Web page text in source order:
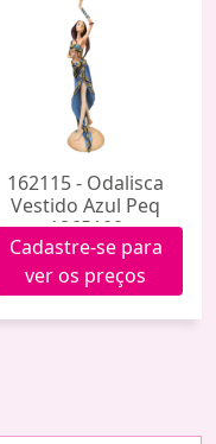
162115 - Odalisca
Vestido Azul Peq
1865100
Cadastre-se para
ver os preços